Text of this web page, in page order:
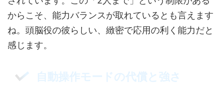
からこそ、能力バランスが取れているとも言えます
ね。頭脳役の彼らしい、緻密で応用の利く能力だと
感じます。
自動操作モードの代償と強さ